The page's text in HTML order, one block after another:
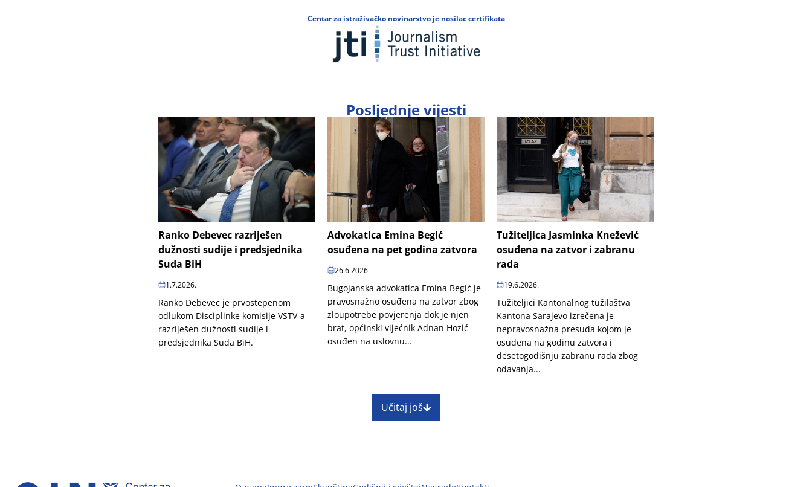
Centar za istraživačko novinarstvo je nosilac certifikata
Posljednje vijesti
Ranko Debevec razriješen
dužnosti sudije i predsjednika
Suda BiH
1.7.2026.
Ranko Debevec je prvostepenom
odlukom Disciplinke komisije VSTV-a
razriješen dužnosti sudije i
predsjednika Suda BiH.
Advokatica Emina Begić
osuđena na pet godina zatvora
26.6.2026.
Bugojanska advokatica Emina Begić je
pravosnažno osuđena na zatvor zbog
zloupotrebe povjerenja dok je njen
brat, općinski vijećnik Adnan Hozić
osuđen na uslovnu...
Tužiteljica Jasminka Knežević
osuđena na zatvor i zabranu
rada
19.6.2026.
Tužiteljici Kantonalnog tužilaštva
Kantona Sarajevo izrečena je
nepravosnažna presuda kojom je
osuđena na godinu zatvora i
desetogodišnju zabranu rada zbog
odavanja...
Učitaj još